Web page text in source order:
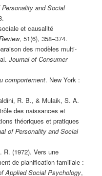
and Social
et causalité
, 51(6), 358–374.
des modèles multi-
Journal of Consumer
comportement. New York :
R. B., & Mulaik, S. A.
des naissances et
théoriques et pratiques
of Personality and Social
(1972). Vers une
de planification familiale :
Applied Social Psychology,